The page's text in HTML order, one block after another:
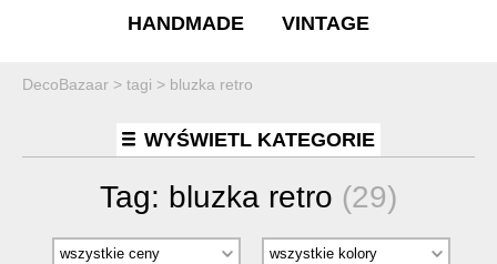
HANDMADE VINTAGE
DecoBazaar > tagi > bluzka retro
WYŚWIETL KATEGORIE
Tag: bluzka retro (29)